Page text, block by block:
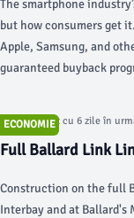
The smartphone
but how consumers get
Apple, Samsung, and
guaranteed buyback
ECONOMIE
Articol postat cu 6 zile în
Full Ballard Link
Construction on the full
Interbay and at